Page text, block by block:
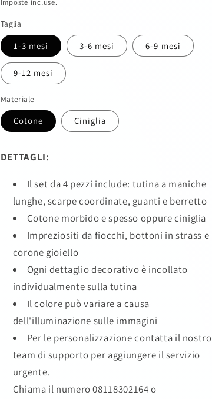
e
o
r
a
i
c
a
Imposte incluse.
Taglia
1-3 mesi 3-6 mesi 6-9 mesi
9-12 mesi
Materiale
Cotone Ciniglia
DETTAGLI:
Il set da 4 pezzi include: tutina a maniche
lunghe, scarpe coordinate, guanti e berretto
Cotone morbido e spesso oppure ciniglia
Impreziositi da fiocchi, bottoni in strass e
corone gioiello
Ogni dettaglio decorativo è incollato
individualmente sulla tutina
Il colore può variare a causa
dell'illuminazione sulle immagini
Per le personalizzazione contatta il nostro
team di supporto per aggiungere il servizio
urgente.
Chiama il numero 08118302164o